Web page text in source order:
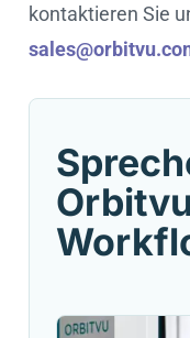
kontaktieren Sie